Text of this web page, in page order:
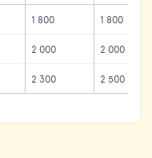
1 800 1 800
2 000 2 000
2 300 2 500